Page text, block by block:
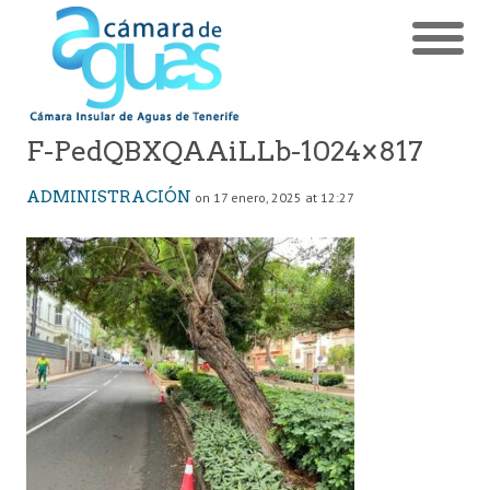
F-PedQBXQAAiLLb-1024×817
ADMINISTRACIÓN on 17 enero, 2025 at 12:27